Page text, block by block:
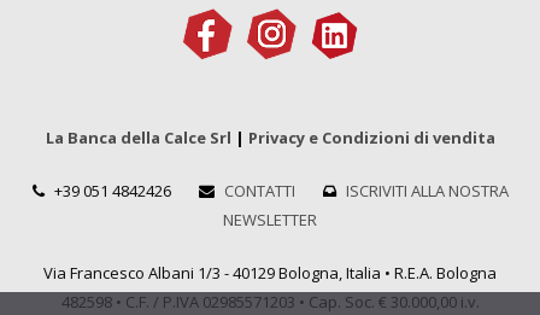
La Banca della Calce Srl | Privacy e Condizioni di vendita
+39 051 4842426 CONTATTI
ISCRIVITI ALLA NOSTRA
NEWSLETTER
Via Francesco Albani 1/3 - 40129 Bologna, Italia • R.E.A. Bologna
482598 • C.F. / P.IVA 02985571203 • Cap. Soc. € 30.000,00 i.v.